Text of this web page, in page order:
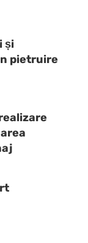
și
pietruire